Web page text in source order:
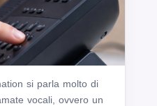
si parla molto di
vocali, ovvero un